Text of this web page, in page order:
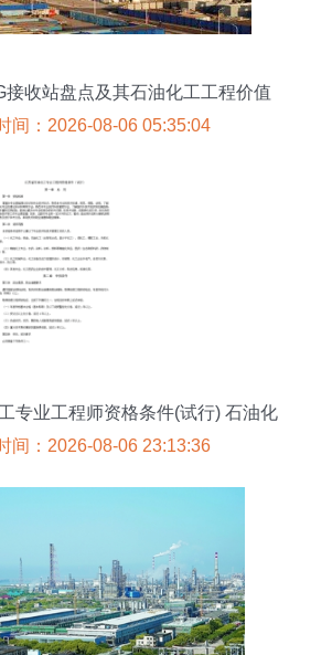
接收站盘点及其石油化工工程价值
间：2026-08-06 05:35:04
专业工程师资格条件(试行) 石油化
工工程
间：2026-08-06 23:13:36